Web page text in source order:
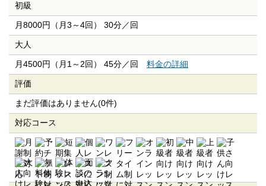
初級
月8000円（月3～4回） 30分／回
大人
月4500円（月1～2回） 45分／回 料金の詳細
評価
まだ評価はありません(0件)
対応コース